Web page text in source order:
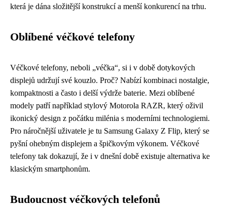
která je dána složitější konstrukcí a menší konkurencí na trhu.
Oblíbené véčkové telefony
Véčkové telefony, neboli „véčka“, si i v době dotykových
displejů udržují své kouzlo. Proč? Nabízí kombinaci nostalgie,
kompaktnosti a často i delší výdrže baterie. Mezi oblíbené
modely patří například stylový Motorola RAZR, který oživil
ikonický design z počátku milénia s moderními technologiemi.
Pro náročnější uživatele je tu Samsung Galaxy Z Flip, který se
pyšní ohebným displejem a špičkovým výkonem. Véčkové
telefony tak dokazují, že i v dnešní době existuje alternativa ke
klasickým smartphonům.
Budoucnost véčkových telefonů